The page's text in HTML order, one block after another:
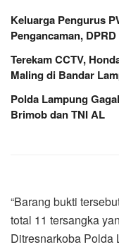
Keluarga Pengurus
Pengancaman,
Terekam CCTV,
Maling di Bandar
Polda Lampung
Brimob dan TNI AL
“Barang bukti
total 11 tersangka
Ditresnarkoba Polda